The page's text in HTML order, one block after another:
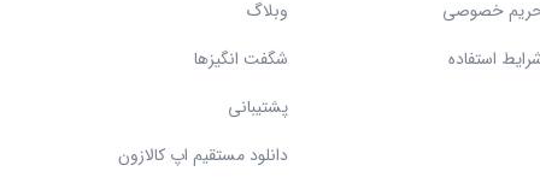
خصوصی
استفاده
وبلاگ
شگفت انگیزها
پشتیبانی
دانلود مستقیم اپ کالازون